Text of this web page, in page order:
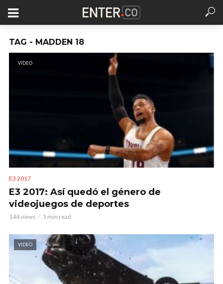
TAG - MADDEN 18
VIDEO
E3 2017
E3 2017: Así quedó el género de
videojuegos de deportes
144 views 5 min read
VIDEO